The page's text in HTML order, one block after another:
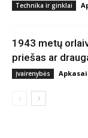
Technika ir ginklai
1943 metų
priešas ar
Įvairenybės Apkasai